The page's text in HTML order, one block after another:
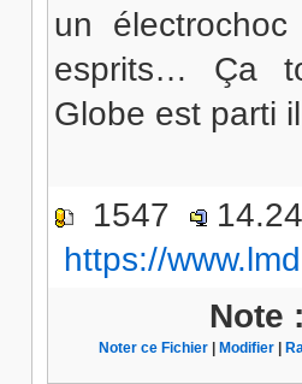
un
esprits… Ça
Globe est parti
1547
https://
Note
Noter ce Fichier Modifier